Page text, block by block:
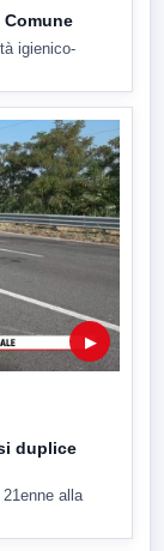
Comune
igienico-
▶
duplice
alla